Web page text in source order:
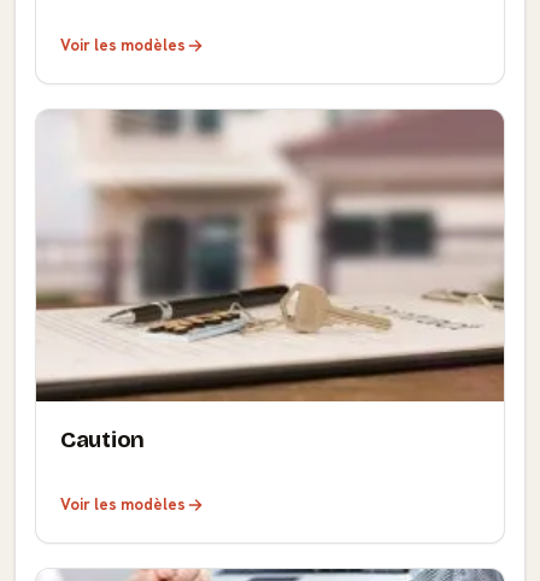
Voir les modèles
Caution
Voir les modèles